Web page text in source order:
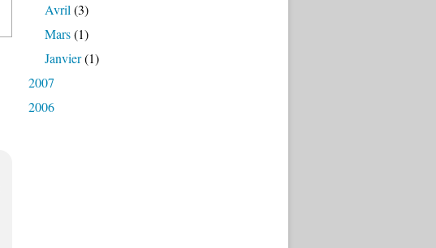
Avril (3)
Mars(1)
Janvier(1)
2007
2006